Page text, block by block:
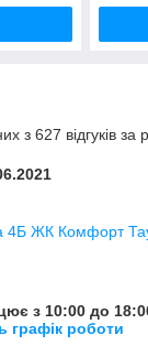
з 627 відгуків за
4Б ЖК Комфорт
з 10:00 до
графік роботи